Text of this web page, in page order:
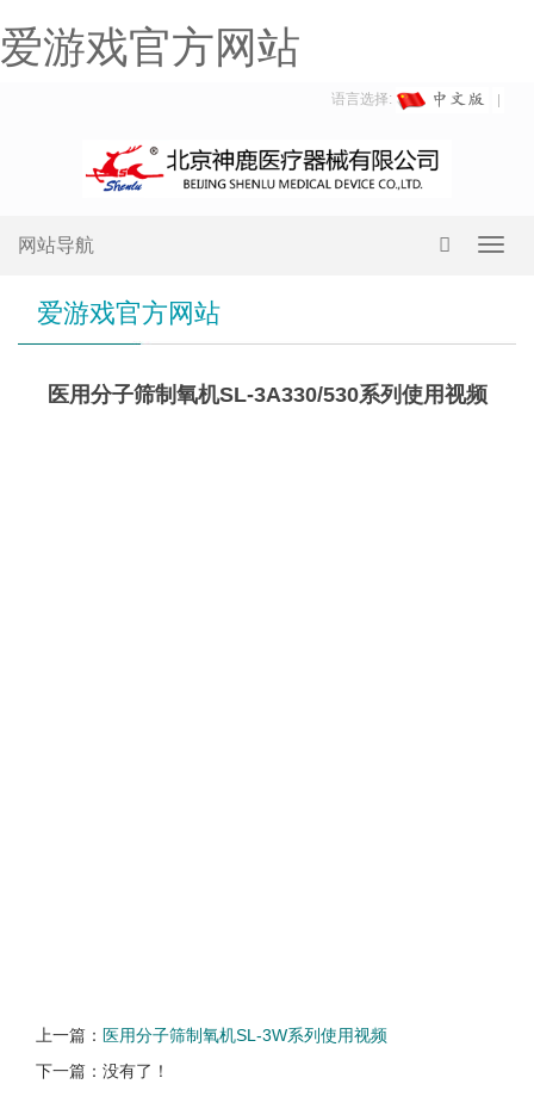
爱游戏官方网站
语言选择:
网站导航
爱游戏官方网站
医用分子筛制氧机SL-3A330/530系列使用视频
上一篇： 医用分子筛制氧机SL-3W系列使用视频
下一篇：没有了！